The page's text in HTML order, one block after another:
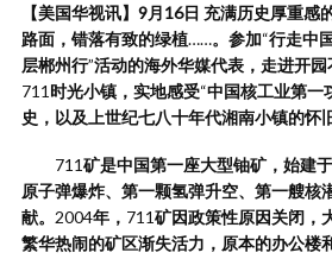
【美国华视讯】9月16日 充满历史厚重感
路面，错落有致的绿植……。参加“行走中
层郴州行”活动的海外华媒代表，走进开
711 时光小镇，实地感受“中国核工业第一
史，以及上世纪七八十年代湘南小镇的怀
711矿是中国第一座大型铀矿，始建于
原子弹爆炸、第一颗氢弹升空、第一艘核
献。 2004年， 711矿因政策性原因关闭，
繁华热闹的矿区渐失活力，原本的办公楼